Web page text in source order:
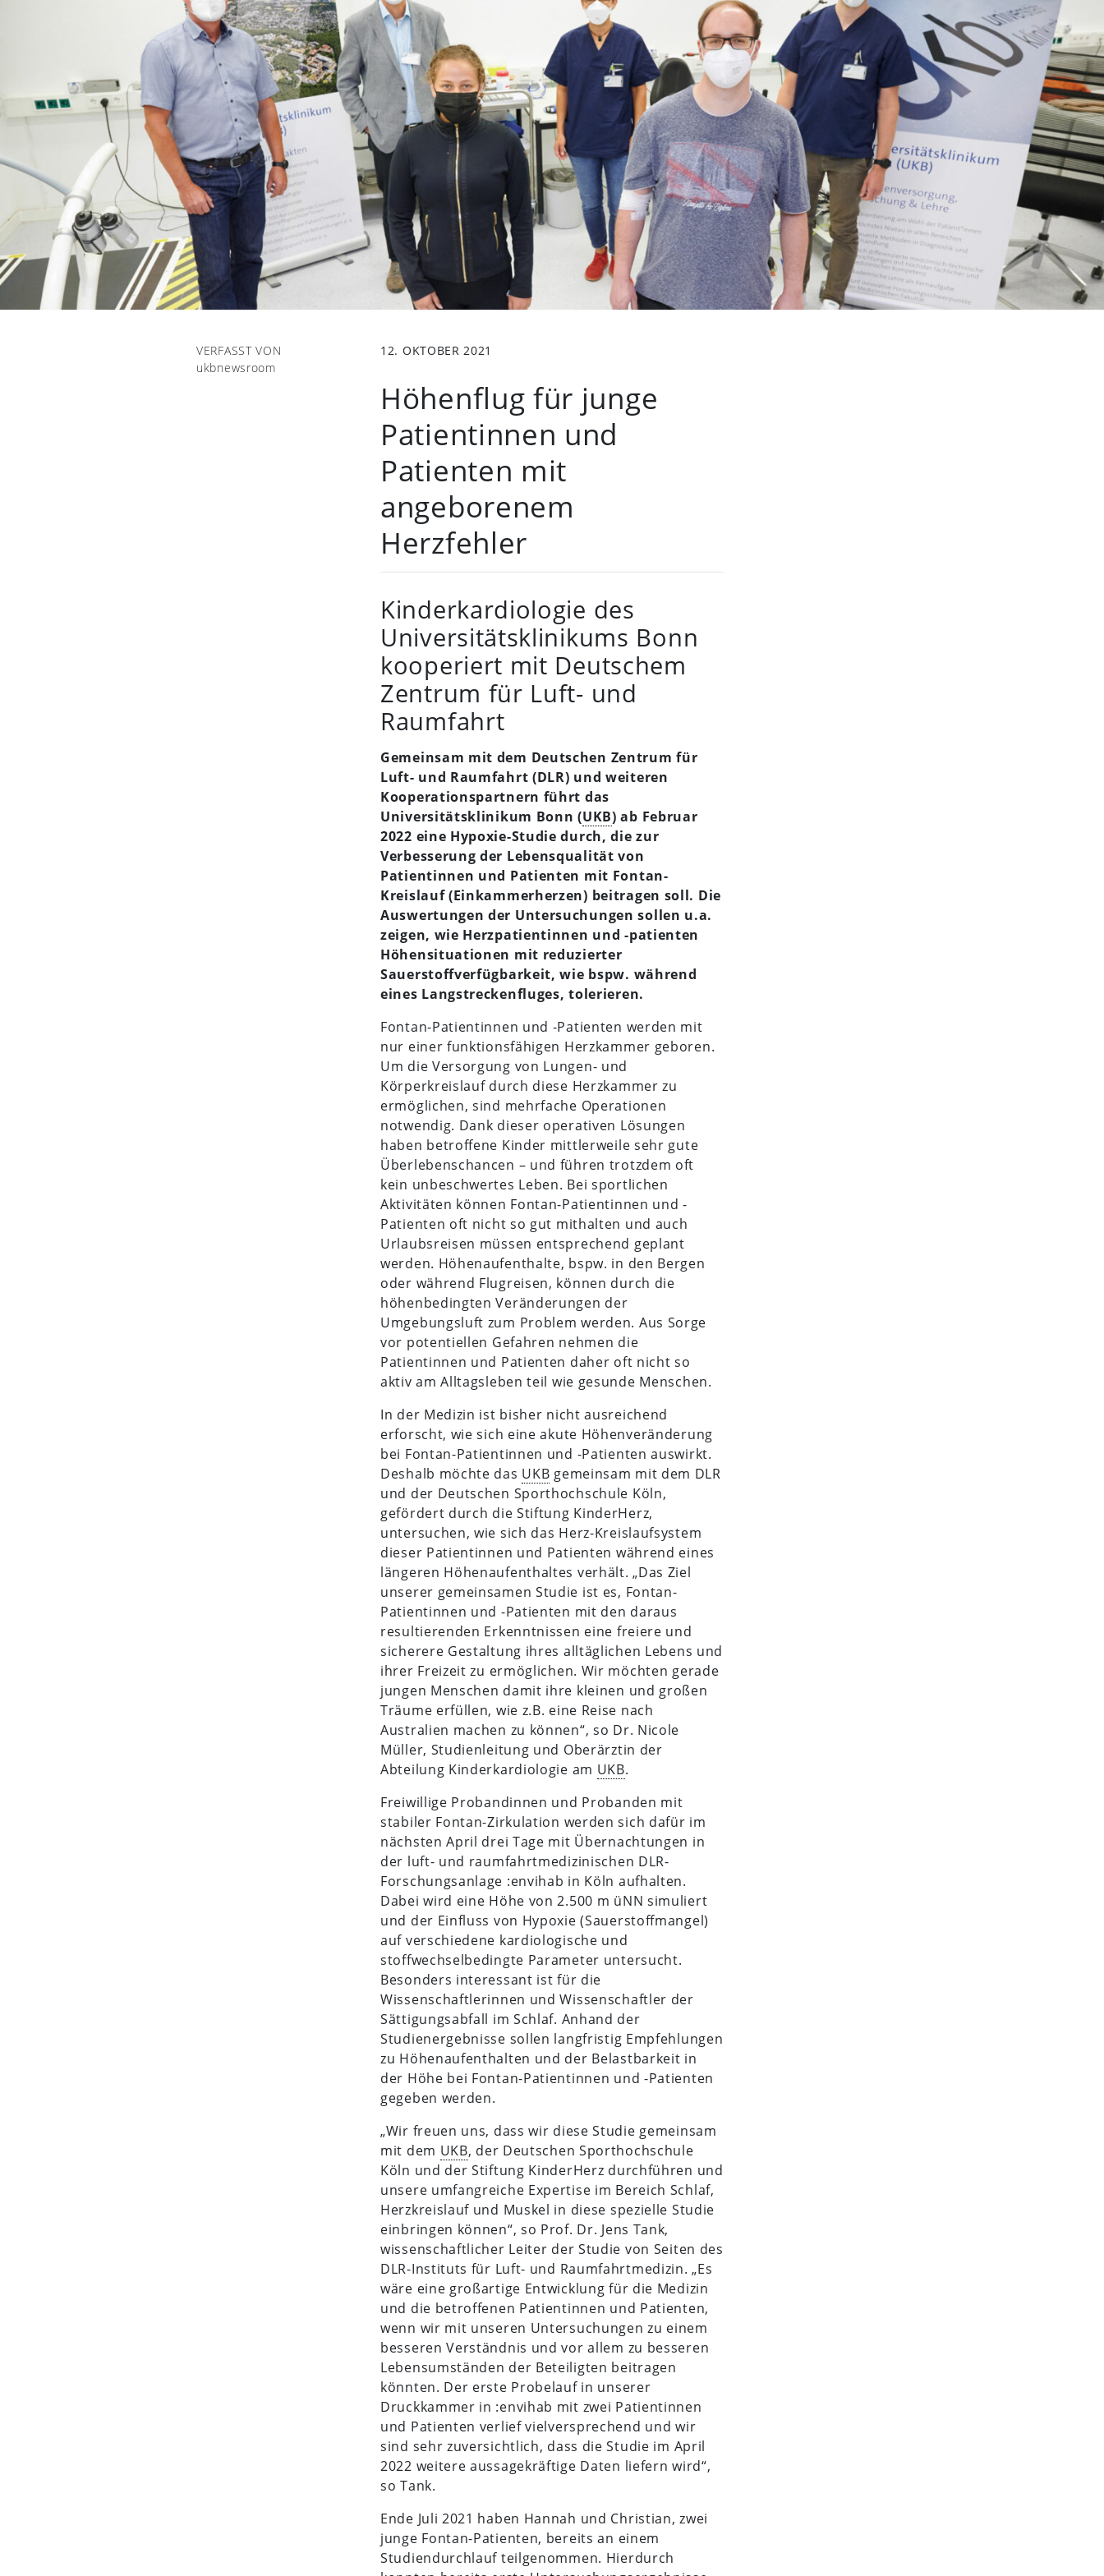
VERFASST VON
ukbnewsroom
12. OKTOBER 2021
Höhenflug für junge
Patientinnen und
Patienten mit
angeborenem
Herzfehler
Kinderkardiologie des
Universitätsklinikums Bonn
kooperiert mit Deutschem
Zentrum für Luft- und
Raumfahrt
Gemeinsam mit dem Deutschen Zentrum für
Luft- und Raumfahrt (DLR) und weiteren
Kooperationspartnern führt das
Universitätsklinikum Bonn (UKB) ab Februar
2022 eine Hypoxie-Studie durch, die zur
Verbesserung der Lebensqualität von
Patientinnen und Patienten mit Fontan-
Kreislauf (Einkammerherzen) beitragen soll. Die
Auswertungen der Untersuchungen sollen u.a.
zeigen, wie Herzpatientinnen und -patienten
Höhensituationen mit reduzierter
Sauerstoffverfügbarkeit, wie bspw. während
eines Langstreckenfluges, tolerieren.
Fontan-Patientinnen und -Patienten werden mit
nur einer funktionsfähigen Herzkammer geboren.
Um die Versorgung von Lungen- und
Körperkreislauf durch diese Herzkammer zu
ermöglichen, sind mehrfache Operationen
notwendig. Dank dieser operativen Lösungen
haben betroffene Kinder mittlerweile sehr gute
Überlebenschancen – und führen trotzdem oft
kein unbeschwertes Leben. Bei sportlichen
Aktivitäten können Fontan-Patientinnen und -
Patienten oft nicht so gut mithalten und auch
Urlaubsreisen müssen entsprechend geplant
werden. Höhenaufenthalte, bspw. in den Bergen
oder während Flugreisen, können durch die
höhenbedingten Veränderungen der
Umgebungsluft zum Problem werden. Aus Sorge
vor potentiellen Gefahren nehmen die
Patientinnen und Patienten daher oft nicht so
aktiv am Alltagsleben teil wie gesunde Menschen.
In der Medizin ist bisher nicht ausreichend
erforscht, wie sich eine akute Höhenveränderung
bei Fontan-Patientinnen und -Patienten auswirkt.
Deshalb möchte das UKB gemeinsam mit dem DLR
und der Deutschen Sporthochschule Köln,
gefördert durch die Stiftung KinderHerz,
untersuchen, wie sich das Herz-Kreislaufsystem
dieser Patientinnen und Patienten während eines
längeren Höhenaufenthaltes verhält. „Das Ziel
unserer gemeinsamen Studie ist es, Fontan-
Patientinnen und -Patienten mit den daraus
resultierenden Erkenntnissen eine freiere und
sicherere Gestaltung ihres alltäglichen Lebens und
ihrer Freizeit zu ermöglichen. Wir möchten gerade
jungen Menschen damit ihre kleinen und großen
Träume erfüllen, wie z.B. eine Reise nach
Australien machen zu können“, so Dr. Nicole
Müller, Studienleitung und Oberärztin der
Abteilung Kinderkardiologie am UKB.
Freiwillige Probandinnen und Probanden mit
stabiler Fontan-Zirkulation werden sich dafür im
nächsten April drei Tage mit Übernachtungen in
der luft- und raumfahrtmedizinischen DLR-
Forschungsanlage :envihab in Köln aufhalten.
Dabei wird eine Höhe von 2.500 m üNN simuliert
und der Einfluss von Hypoxie (Sauerstoffmangel)
auf verschiedene kardiologische und
stoffwechselbedingte Parameter untersucht.
Besonders interessant ist für die
Wissenschaftlerinnen und Wissenschaftler der
Sättigungsabfall im Schlaf. Anhand der
Studienergebnisse sollen langfristig Empfehlungen
zu Höhenaufenthalten und der Belastbarkeit in
der Höhe bei Fontan-Patientinnen und -Patienten
gegeben werden.
„Wir freuen uns, dass wir diese Studie gemeinsam
mit dem UKB, der Deutschen Sporthochschule
Köln und der Stiftung KinderHerz durchführen und
unsere umfangreiche Expertise im Bereich Schlaf,
Herzkreislauf und Muskel in diese spezielle Studie
einbringen können“, so Prof. Dr. Jens Tank,
wissenschaftlicher Leiter der Studie von Seiten des
DLR-Instituts für Luft- und Raumfahrtmedizin. „Es
wäre eine großartige Entwicklung für die Medizin
und die betroffenen Patientinnen und Patienten,
wenn wir mit unseren Untersuchungen zu einem
besseren Verständnis und vor allem zu besseren
Lebensumständen der Beteiligten beitragen
könnten. Der erste Probelauf in unserer
Druckkammer in :envihab mit zwei Patientinnen
und Patienten verlief vielversprechend und wir
sind sehr zuversichtlich, dass die Studie im April
2022 weitere aussagekräftige Daten liefern wird“,
so Tank.
Ende Juli 2021 haben Hannah und Christian, zwei
junge Fontan-Patienten, bereits an einem
Studiendurchlauf teilgenommen. Hierdurch